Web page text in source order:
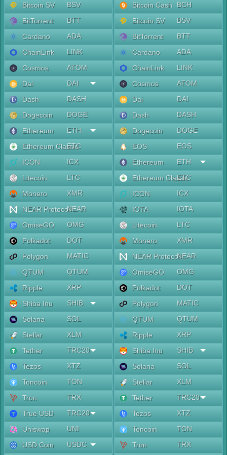
Bitcoin SV
BSV
BitTorrent
BTT
Cardano
ADA
ChainLink
LINK
Cosmos
ATOM
Dai
DAI
Dash
DASH
Dogecoin
DOGE
Ethereum
ETH
Ethereum Classic
ETC
ICON
ICX
Litecoin
LTC
Monero
XMR
NEAR ProtocolNEAR
OmiseGO
OMG
Polkadot
DOT
Polygon
MATIC
QTUM
QTUM
Ripple
XRP
Shiba Inu
SHIB
Solana
SOL
Stellar
XLM
Tether
TRC20
Tezos
XTZ
Toncoin
TON
Tron
TRX
True USD
TRC20
Uniswap
UNI
USD Coin
USDC
Bitcoin Cash
BCH
Bitcoin SV
BSV
BitTorrent
BTT
Cardano
ADA
ChainLink
LINK
Cosmos
ATOM
Dai
DAI
Dash
DASH
Dogecoin
DOGE
EOS
EOS
Ethereum
ETH
Ethereum Classic
ETC
ICON
ICX
IOTA
IOTA
Litecoin
LTC
Monero
XMR
NEAR ProtocolNEAR
OmiseGO
OMG
Polkadot
DOT
Polygon
MATIC
QTUM
QTUM
Ripple
XRP
Shiba Inu
SHIB
Solana
SOL
Stellar
XLM
Tether
TRC20
Tezos
XTZ
Toncoin
TON
Tron
TRX